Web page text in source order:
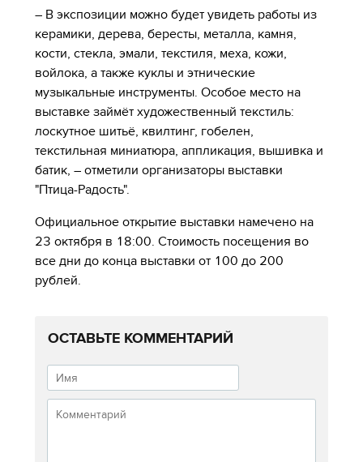
– В экспозиции можно будет увидеть работы из
керамики, дерева, бересты, металла, камня,
кости, стекла, эмали, текстиля, меха, кожи,
войлока, а также куклы и этнические
музыкальные инструменты. Особое место на
выставке займёт художественный текстиль:
лоскутное шитьё, квилтинг, гобелен,
текстильная миниатюра, аппликация, вышивка и
батик, – отметили организаторы выставки
"Птица-Радость".
Официальное открытие выставки намечено на
23 октября в 18:00. Стоимость посещения во
все дни до конца выставки от 100 до 200
рублей.
ОСТАВЬТЕ КОММЕНТАРИЙ